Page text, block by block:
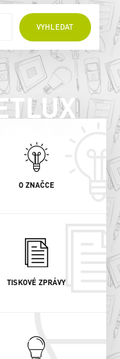
VYHLEDAT
O ZNAČCE
TISKOVÉ ZPRÁVY